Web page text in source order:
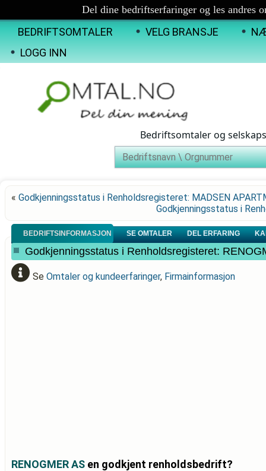
Del dine bedriftserfaringer og les andres
BEDRIFTSOMTALER VELG BRANSJE
LOGG INN
Bedriftsomtaler og
« Godkjenningsstatus i Renholdsregisteret: MADSEN
Godkjenningsstatus i
BEDRIFTSINFORMASJON SE OMTALER DEL ERFARING
Godkjenningsstatus i Renholdsregisteret:
Se Omtaler og kundeerfaringer, Firmainformasjon
RENOGMER AS en godkjent renholdsbedrift?